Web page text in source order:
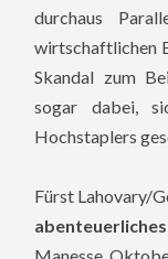
durchaus
wirtschaftlichen
Skandal zum
sogar dabei,
Hochstaplers
Fürst Lahovary/